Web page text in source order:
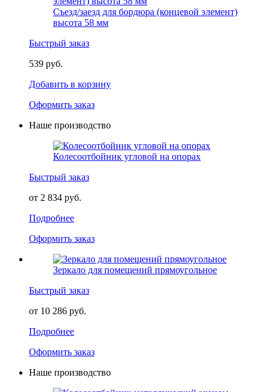
Съезд/заезд для бордюра (концевой элемент)
высота 58 мм
Быстрый заказ
539 руб.
Добавить в корзину
Оформить заказ
Наше производство
Колесоотбойник угловой на опорах
Быстрый заказ
от 2 834 руб.
Подробнее
Оформить заказ
Зеркало для помещений прямоугольное
Быстрый заказ
от 10 286 руб.
Подробнее
Оформить заказ
Наше производство